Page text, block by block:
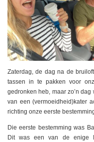
Zaterdag, de dag na de
tassen in te pakken voor
gedronken heb, maar zo’n
van een (vermoeidheid)kater
richting onze eerste
Die eerste bestemming was
Dit was een van de enige